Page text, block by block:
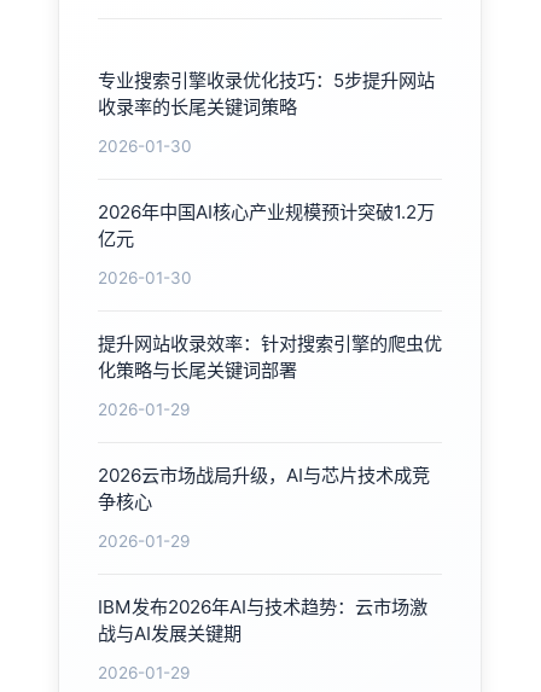
专业搜索引擎收录优化技巧：5步提升网站
收录率的长尾关键词策略
2026-01-30
2026年中国AI核心产业规模预计突破1.2万
亿元
2026-01-30
提升网站收录效率：针对搜索引擎的爬虫优
化策略与长尾关键词部署
2026-01-29
2026云市场战局升级，AI与芯片技术成竞
争核心
2026-01-29
IBM发布2026年AI与技术趋势：云市场激
战与AI发展关键期
2026-01-29